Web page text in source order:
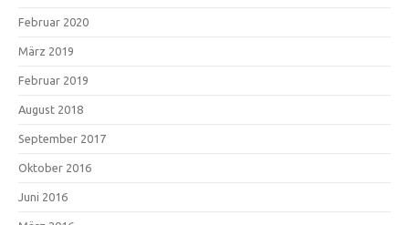
Februar 2020
März 2019
Februar 2019
August 2018
September 2017
Oktober 2016
Juni 2016